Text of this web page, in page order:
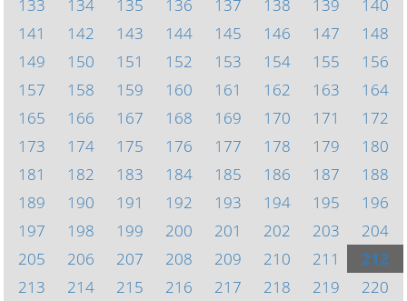
133
134 135 136 137 138 139
140
141
142 143 144 145 146 147
148
149
150 151 152 153 154 155
156
157
158 159 160 161 162 163
164
165
166 167 168 169 170 171
172
173
174 175 176 177 178 179
180
181
182 183 184 185 186 187
188
189
190 191 192 193 194 195
196
197
198 199 200 201 202 203
204
205
206 207 208 209 210 211
212
213
214 215 216 217 218 219
220